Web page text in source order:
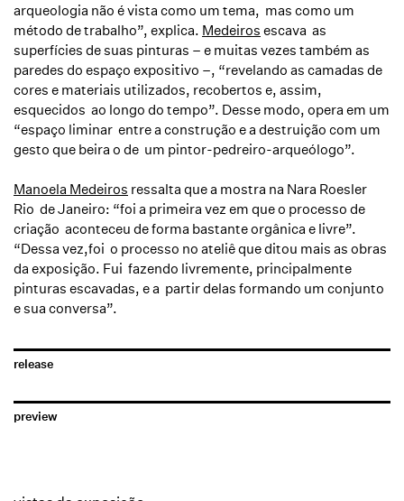
arqueologia não é vista como um tema, mas como um
método de trabalho”, explica. Medeiros escava as
superfícies de suas pinturas – e muitas vezes também as
paredes do espaço expositivo –, “revelando as camadas de
cores e materiais utilizados, recobertos e, assim,
esquecidos ao longo do tempo”. Desse modo, opera em um
“espaço liminar entre a construção e a destruição com um
gesto que beira o de um pintor-pedreiro-arqueólogo”.
Manoela Medeiros ressalta que a mostra na Nara Roesler
Rio de Janeiro: “foi a primeira vez em que o processo de
criação aconteceu de forma bastante orgânica e livre”.
“Dessa vez,foi o processo no ateliê que ditou mais as obras
da exposição. Fui fazendo livremente, principalmente
pinturas escavadas, e a partir delas formando um conjunto
e sua conversa”.
release
preview